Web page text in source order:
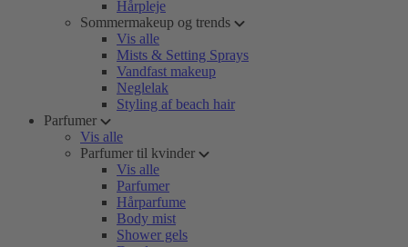
Hårpleje
Sommermakeup og trends
Vis alle
Mists & Setting Sprays
Vandfast makeup
Neglelak
Styling af beach hair
Parfumer
Vis alle
Parfumer til kvinder
Vis alle
Parfumer
Hårparfume
Body mist
Shower gels